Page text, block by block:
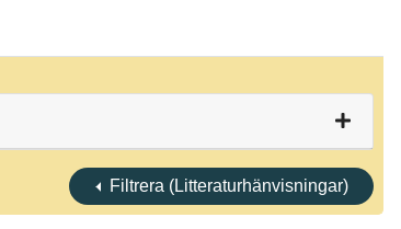
Filtrera (Litteraturhänvisningar)